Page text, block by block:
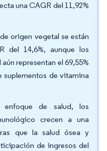
una CAGR del 11,92%
origen vegetal se están
del 14,6%, aunque los
representan el 69,55%
suplementos de vitamina
enfoque de salud, los
crecen a una
que la salud ósea y
de ingresos del